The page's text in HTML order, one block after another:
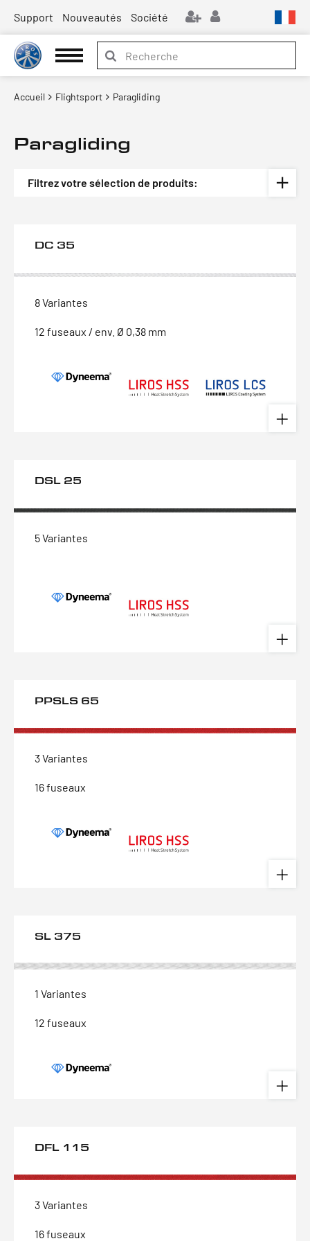
Support Nouveautés Société
Accueil Flightsport Paragliding
Paragliding
Filtrez votre sélection de produits:
DC 35
8 Variantes
12 fuseaux / env. Ø 0,38 mm
DSL 25
5 Variantes
PPSLS 65
3 Variantes
16 fuseaux
SL 375
1 Variantes
12 fuseaux
DFL 115
3 Variantes
16 fuseaux